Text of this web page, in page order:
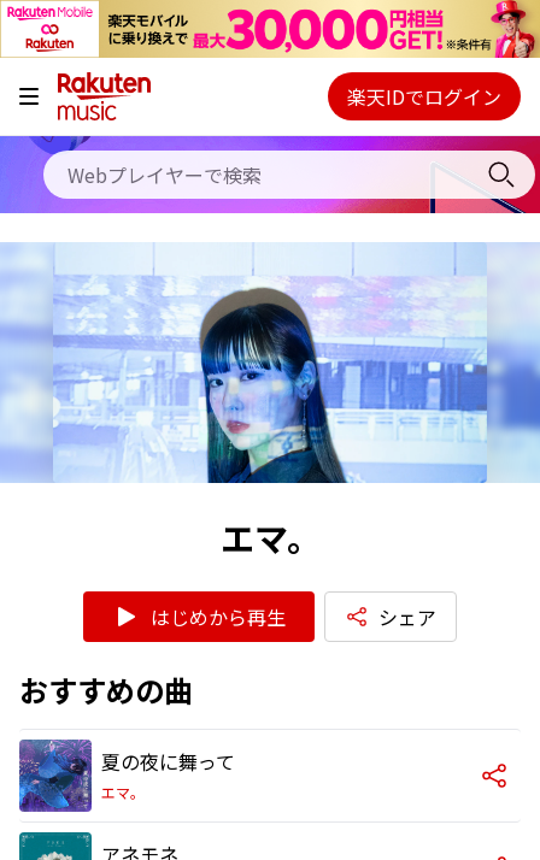
キャンペーン
料金プラン
使い方
初回30日間無料お試し
Webプレイヤー
ご契約内容の確認・変更
楽天IDでログイン
エマ。
はじめから再生 シェア
おすすめの曲
夏の夜に舞って
エマ。
アネモネ